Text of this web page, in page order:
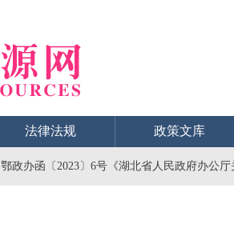
法律法规 政策文库
鄂政办函〔2023〕6号《湖北省人民政府办公